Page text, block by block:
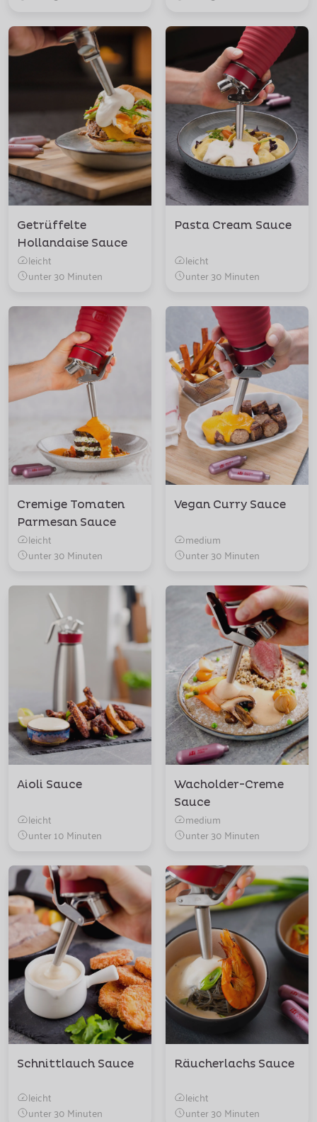
Getrüffelte
Hollandaise Sauce
leicht
unter 30 Minuten
Pasta Cream Sauce
leicht
unter 30 Minuten
Cremige Tomaten
Parmesan Sauce
leicht
unter 30 Minuten
Vegan Curry Sauce
medium
unter 30 Minuten
Aioli Sauce
leicht
unter 10 Minuten
Wacholder-Creme
Sauce
medium
unter 30 Minuten
Schnittlauch Sauce
leicht
unter 30 Minuten
Räucherlachs Sauce
leicht
unter 30 Minuten